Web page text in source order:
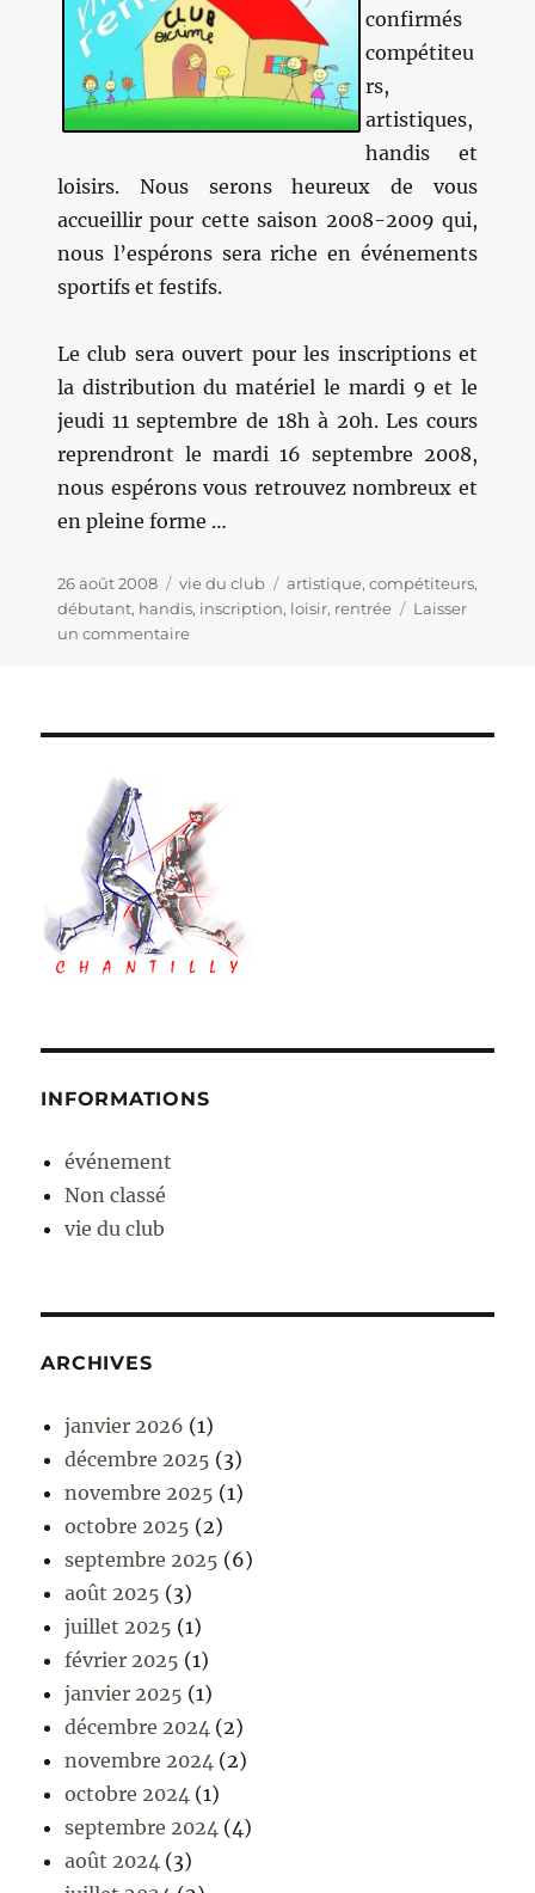
confirmés
compétiteu
rs,
artistiques,
handis et
loisirs. Nous serons heureux de vous
accueillir pour cette saison 2008-2009 qui,
nous l’espérons sera riche en événements
sportifs et festifs.
Le club sera ouvert pour les inscriptions et
la distribution du matériel le mardi 9 et le
jeudi 11 septembre de 18h à 20h. Les cours
reprendront le mardi 16 septembre 2008,
nous espérons vous retrouvez nombreux et
en pleine forme …
Publié
le
26 août 2008 Catégories
vie du club Étiquettes
artistique, compétiteurs,
débutant, handis, inscription, loisir, rentrée
Laisser
un commentairesur
INFORMATIONS
événement
Non classé
vie du club
ARCHIVES
janvier 2026 (1)
décembre 2025 (3)
novembre 2025 (1)
octobre 2025 (2)
septembre 2025 (6)
août 2025 (3)
juillet 2025 (1)
février 2025 (1)
janvier 2025 (1)
décembre 2024 (2)
novembre 2024 (2)
octobre 2024 (1)
septembre 2024 (4)
août 2024 (3)